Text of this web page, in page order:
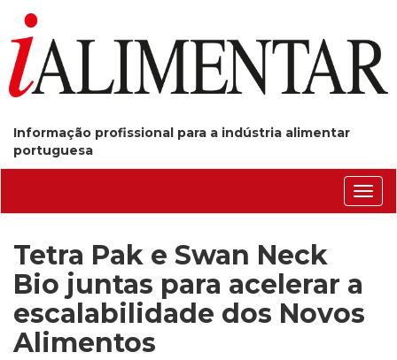
Informação profissional para a indústria alimentar
portuguesa
Tetra Pak e Swan Neck
Bio juntas para acelerar a
escalabilidade dos Novos
Alimentos